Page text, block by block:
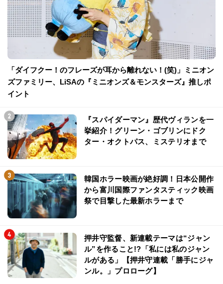
「ダイフクー！のフレーズが耳から離れない！(笑)」ミニオン
ズファミリー、LiSAの『ミニオンズ＆モンスターズ』推しポ
イント
『スパイダーマン』歴代ヴィランを一
挙紹介！グリーン・ゴブリンにドク
ター・オクトパス、ミステリオまで
韓国ホラー映画が絶好調！日本公開作
から富川国際ファンタスティック映画
祭で目撃した最新ホラーまで
押井守監督、新連載テーマは“ジャン
ル”を作ること!?「私には私のジャン
ルがある」【押井守連載「勝手にジャ
ンル。」プロローグ】